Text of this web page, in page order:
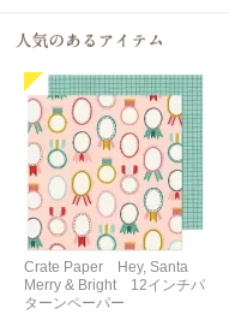
Crate Paper Hey, Santa
Merry & Bright 12インチパ
ターンペーパー